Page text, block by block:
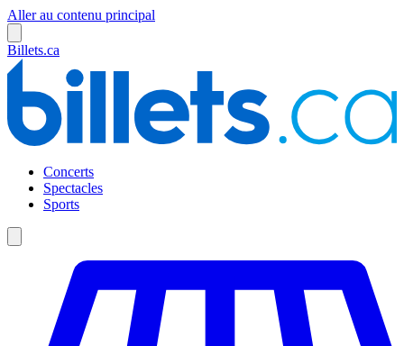
Aller au contenu principal
Billets.ca
Concerts
Spectacles
Sports